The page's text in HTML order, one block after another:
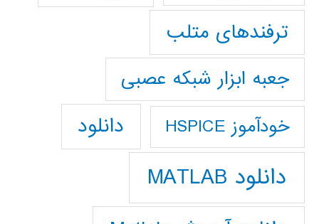
ترفندهای متلب
جعبه ابزار شبکه عصبی
خودآموز HSPICE دانلود
دانلود MATLAB